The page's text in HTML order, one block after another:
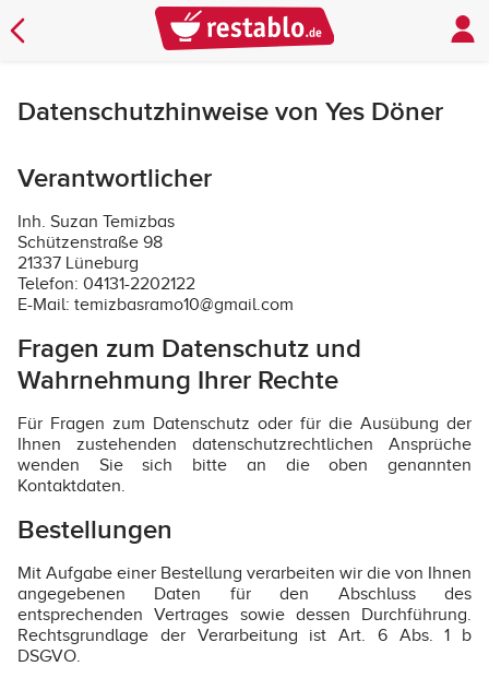
Datenschutzhinweise von Yes Döner
Verantwortlicher
Inh. Suzan Temizbas
Schützenstraße 98
21337 Lüneburg
Telefon: 04131-2202122
E-Mail: temizbasramo10@gmail.com
Fragen zum Datenschutz und
Wahrnehmung Ihrer Rechte
Für Fragen zum Datenschutz oder für die Ausübung der
Ihnen zustehenden datenschutzrechtlichen Ansprüche
wenden Sie sich bitte an die oben genannten
Kontaktdaten.
Bestellungen
Mit Aufgabe einer Bestellung verarbeiten wir die von Ihnen
angegebenen Daten für den Abschluss des
entsprechenden Vertrages sowie dessen Durchführung.
Rechtsgrundlage der Verarbeitung ist Art. 6 Abs. 1 b
DSGVO.